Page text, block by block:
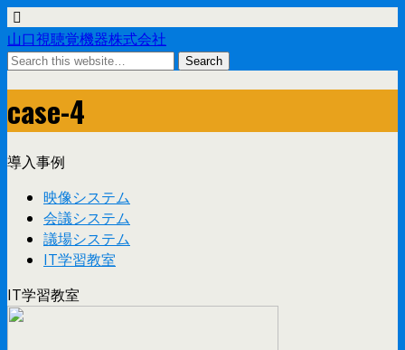
山口視聴覚機器株式会社
case-4
導入事例
映像システム
会議システム
議場システム
IT学習教室
IT学習教室